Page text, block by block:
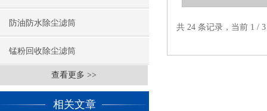
防油防水除尘滤筒
锰粉回收除尘滤筒
查看更多 >>
相关文章
共 24 条记录，当前 1